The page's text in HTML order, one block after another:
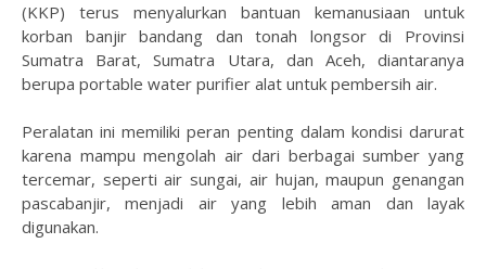
(KKP) terus menyalurkan bantuan kemanusiaan untuk
korban banjir bandang dan tonah longsor di Provinsi
Sumatra Barat, Sumatra Utara, dan Aceh, diantaranya
berupa portable water purifier alat untuk pembersih air.
Peralatan ini memiliki peran penting dalam kondisi darurat
karena mampu mengolah air dari berbagai sumber yang
tercemar, seperti air sungai, air hujan, maupun genangan
pascabanjir, menjadi air yang lebih aman dan layak
digunakan.